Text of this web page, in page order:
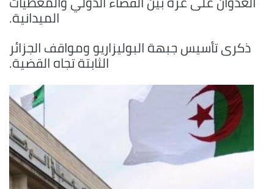
الميدانية.
ذكرى تأسيس جبهة البوليزاريو ومواقف الجزائر
الثابتة تجاه القضية.